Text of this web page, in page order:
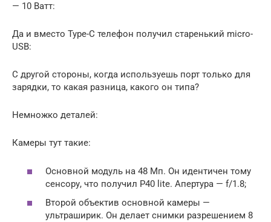
— 10 Ватт:
Да и вместо Type-C телефон получил старенький micro-
USB:
С другой стороны, когда используешь порт только для
зарядки, то какая разница, какого он типа?
Немножко деталей:
Камеры тут такие:
Основной модуль на 48 Мп. Он идентичен тому
сенсору, что получил P40 lite. Апертура — f/1.8;
Второй объектив основной камеры —
ультраширик. Он делает снимки разрешением 8